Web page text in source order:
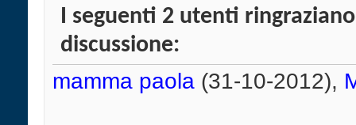
I seguenti 2 utenti
discussione:
mamma paola (31-10-2012),